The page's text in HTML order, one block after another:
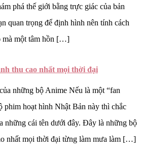
phá thế giới bằng trực giác của bản
quan trọng để định hình nên tính cách
mà một tâm hồn […]
thu cao nhất mọi thời đại
những bộ Anime Nếu là một “fan
phim hoạt hình Nhật Bản này thì chắc
những cái tên dưới đây. Đây là những bộ
nhất mọi thời đại từng làm mưa làm […]